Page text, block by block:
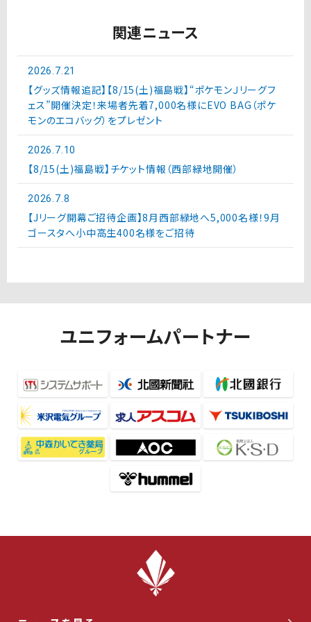
関連ニュース
2026.7.21
【グッズ情報追記】【8/15(土)福島戦】“ポケモンＪリーグフ
ェス”開催決定！来場者先着7,000名様にEVO BAG（ポケ
モンのエコバッグ）をプレゼント
2026.7.10
【8/15(土)福島戦】チケット情報（西部緑地開催）
2026.7.8
【Jリーグ開幕ご招待企画】8月西部緑地へ5,000名様！9月
ゴースタへ小中高生400名様をご招待
ユニフォームパートナー